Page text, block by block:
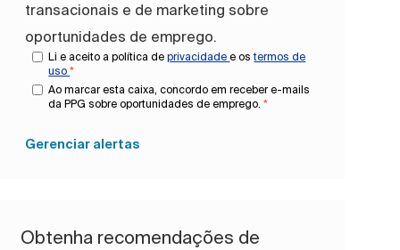
transacionais e de marketing sobre
oportunidades de emprego.
Li e aceito a política deprivacidadee ostermos de
uso*
Ao marcar esta caixa, concordo em receber e-mails
da PPG sobre oportunidades de emprego. *
Gerenciar alertas
Obtenha recomendações de